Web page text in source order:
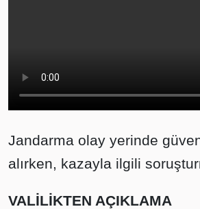
Jandarma olay yerinde
alırken, kazayla ilgili
VALİLİKTEN AÇIKLAMA